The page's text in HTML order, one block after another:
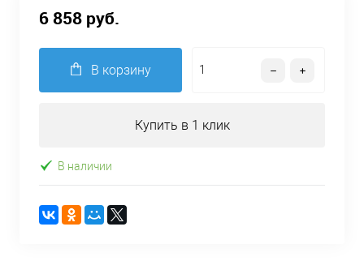
6 858 руб.
В корзину
Купить в 1 клик
В наличии